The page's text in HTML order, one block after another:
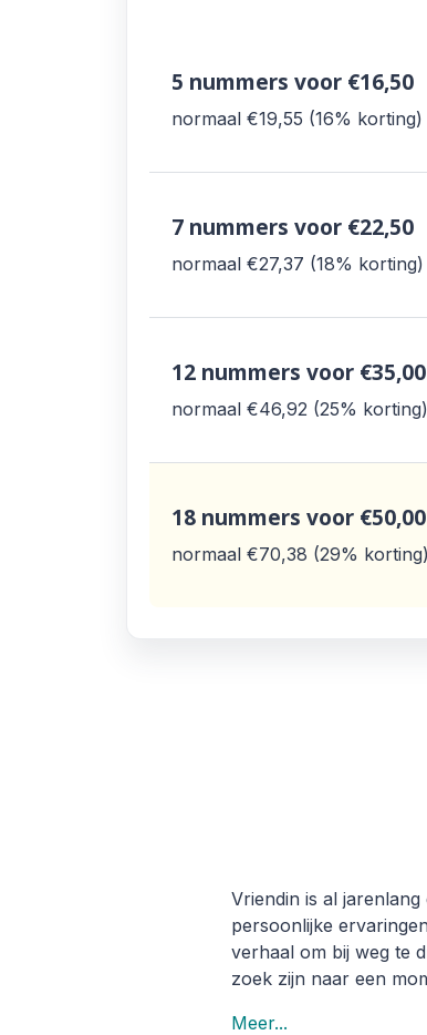
5 nummers voor €16,50
normaal €19,55 16% korting
7 nummers voor €22,50
normaal €27,37 18% korting
12 nummers voor €35,00
normaal €46,92 25% korting
18 nummers voor €50,00
normaal €70,38 29% korting
Vriendin is al
persoonlijke
verhaal om bij weg te
zoek zijn naar een
Meer...